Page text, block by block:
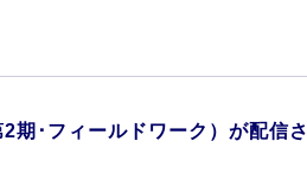
期･フィールドワーク）が配信さ